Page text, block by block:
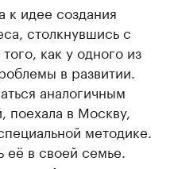
к идее создания
столкнувшись с
как у одного из
в развитии.
аналогичным
поехала в Москву,
методике.
в своей семье.